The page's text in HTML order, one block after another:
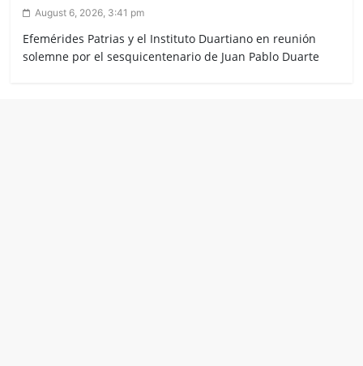
August 6, 2026, 3:41 pm
Efemérides Patrias y el Instituto Duartiano en reunión
solemne por el sesquicentenario de Juan Pablo Duarte